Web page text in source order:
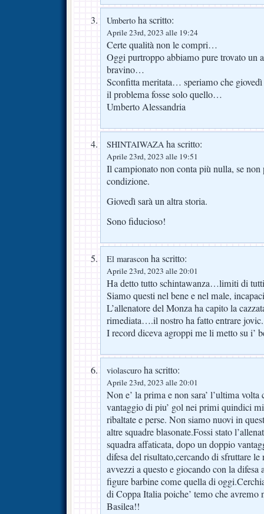
Umberto ha scritto:
Aprile 23rd, 2023 alle 19:24
Certe qualità non le compri…
Oggi purtroppo abbiamo pure trovato un
bravino…
Sconfitta meritata… speriamo che
il problema fosse solo quello…
Umberto Alessandria
SHINTAIWAZA ha scritto:
Aprile 23rd, 2023 alle 19:51
Il campionato non conta più nulla, se
condizione.
Giovedì sarà un altra storia.
Sono fiducioso!
El marascon ha scritto:
Aprile 23rd, 2023 alle 20:01
Ha detto tutto schintawanza…limiti di
Siamo questi nel bene e nel male,
L’allenatore del Monza ha capito la
rimediata….il nostro ha fatto entrare jovic.
I record diceva agroppi me li metto su i’
violascuro ha scritto:
Aprile 23rd, 2023 alle 20:01
Non e’ la prima e non sara’ l’ultima
vantaggio di piu’ gol nei primi quindici
ribaltate e perse. Non siamo nuovi in
altre squadre blasonate.Fossi stato
squadra affaticata, dopo un doppio
difesa del risultato,cercando di sfruttare
avvezzi a questo e giocando con la difesa
figure barbine come quella di
di Coppa Italia poiche’ temo che
Basilea!!